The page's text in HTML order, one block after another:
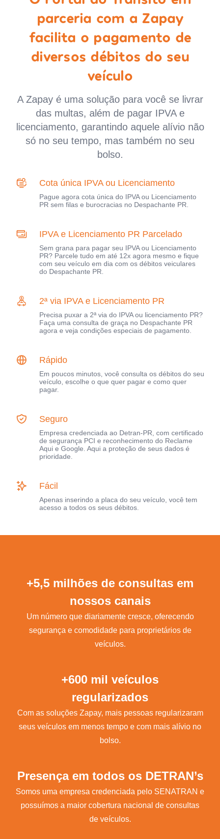
parceria com a Zapay
facilita o pagamento de
diversos débitos do seu
veículo
A Zapay é uma solução para você se livrar
das multas, além de pagar IPVA e
licenciamento, garantindo aquele alívio não
só no seu tempo, mas também no seu
bolso.
Cota única IPVA ou Licenciamento
Pague agora cota única do IPVA ou Licenciamento
PR sem filas e burocracias no Despachante PR.
IPVA e Licenciamento PR Parcelado
Sem grana para pagar seu IPVA ou Licenciamento
PR? Parcele tudo em até 12x agora mesmo e fique
com seu veículo em dia com os débitos veiculares
do Despachante PR.
2ª via IPVA e Licenciamento PR
Precisa puxar a 2ª via do IPVA ou licenciamento PR?
Faça uma consulta de graça no Despachante PR
agora e veja condições especiais de pagamento.
Rápido
Em poucos minutos, você consulta os débitos do seu
veículo, escolhe o que quer pagar e como quer
pagar.
Seguro
Empresa credenciada ao Detran-PR, com certificado
de segurança PCI e reconhecimento do Reclame
Aqui e Google. Aqui a proteção de seus dados é
prioridade.
Fácil
Apenas inserindo a placa do seu veículo, você tem
acesso a todos os seus débitos.
+5,5 milhões de consultas em
nossos canais
Um número que diariamente cresce, oferecendo
segurança e comodidade para proprietários de
veículos.
+600 mil veículos
regularizados
Com as soluções Zapay, mais pessoas regularizaram
seus veículos em menos tempo e com mais alívio no
bolso.
Presença em todos os DETRAN’s
Somos uma empresa credenciada pelo SENATRAN e
possuímos a maior cobertura nacional de consultas
de veículos.